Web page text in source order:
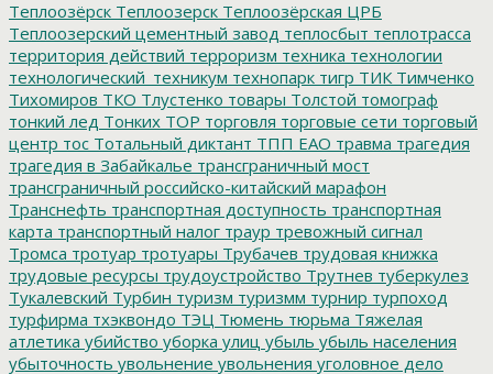
Теплоозёрск Теплоозерск Теплоозёрская ЦРБ
Теплоозерский цементный завод теплосбыт теплотрасса
территория действий терроризм техника технологии
технологический_техникум технопарк тигр ТИК Тимченко
Тихомиров ТКО Тлустенко товары Толстой томограф
тонкий лед Тонких ТОР торговля торговые сети торговый
центр тос Тотальный диктант ТПП ЕАО травма трагедия
трагедия в Забайкалье трансграничный мост
трансграничный российско-китайский марафон
Транснефть транспортная доступность транспортная
карта транспортный налог траур тревожный сигнал
Тромса тротуар тротуары Трубачев трудовая книжка
трудовые ресурсы трудоустройство Трутнев туберкулез
Тукалевский Турбин туризм туризмм турнир турпоход
турфирма тхэквондо ТЭЦ Тюмень тюрьма Тяжелая
атлетика убийство уборка улиц убыль убыль населения
убыточность увольнение увольнения уголовное дело